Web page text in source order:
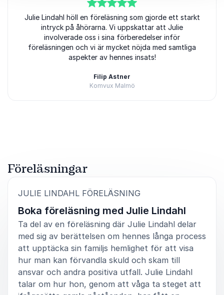
5av 5
Julie Lindahl höll en föreläsning som gjorde ett starkt
intryck på åhörarna. Vi uppskattar att Julie
involverade oss i sina förberedelser inför
föreläsningen och vi är mycket nöjda med samtliga
aspekter av hennes insats!
Filip Astner
Komvux Malmö
Föreläsningar
JULIE LINDAHL FÖRELÄSNING
Boka föreläsning med Julie Lindahl
Ta del av en föreläsning där Julie Lindahl delar
med sig av berättelsen om hennes långa process
att upptäcka sin familjs hemlighet för att visa
hur man kan förvandla skuld och skam till
ansvar och andra positiva utfall. Julie Lindahl
talar om hur hon, genom att våga ta steget att